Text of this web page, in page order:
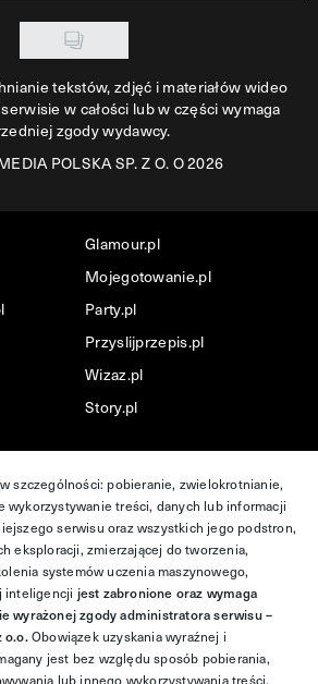
tekstów, zdjęć i materiałów wideo
w całości lub w części wymaga
zgody wydawcy.
POLSKA SP. Z O. O 2026
Glamour.pl
Mojegotowanie.pl
Party.pl
Przyslijprzepis.pl
Wizaz.pl
Story.pl
szczególności: pobieranie, zwielokrotnianie,
wykorzystywanie treści, danych lub informacji
serwisu oraz wszystkich jego podstron,
eksploracji, zmierzającej do tworzenia,
systemów uczenia maszynowego,
inteligencji jest zabronione oraz wymaga
wyrażonej zgody administratora serwisu –
o.o.Obowiązek uzyskania wyraźnej i
jest bez względu sposób pobierania,
lub innego wykorzystywania treści,